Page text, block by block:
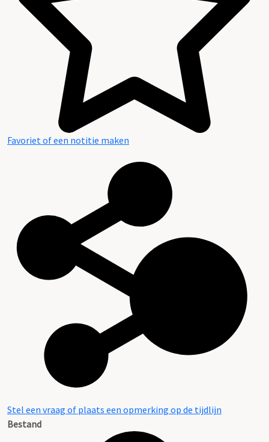
Favoriet of een notitie maken
Stel een vraag of plaats een opmerking op de tijdlijn
Bestand